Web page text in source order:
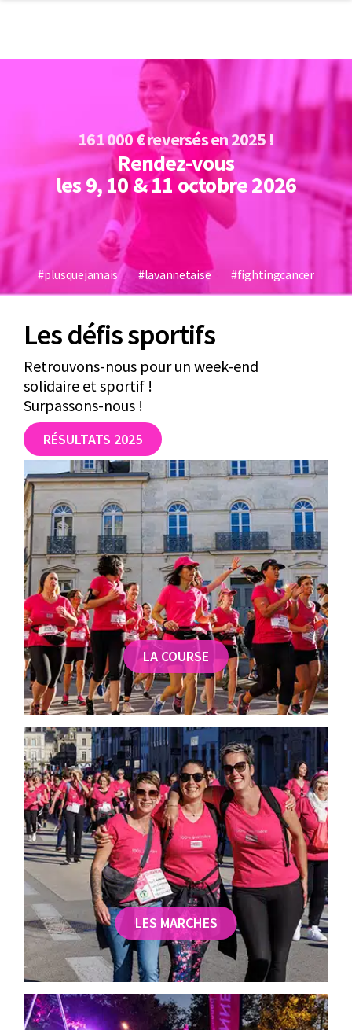
161 000 € reversés en 2025 !
Rendez-vous
les 9, 10 & 11 octobre 2026
#plusquejamais #lavannetaise #fightingcancer
Les défis sportifs
Retrouvons-nous pour un week-end
solidaire et sportif !
Surpassons-nous !
RÉSULTATS 2025
LA COURSE
LES MARCHES